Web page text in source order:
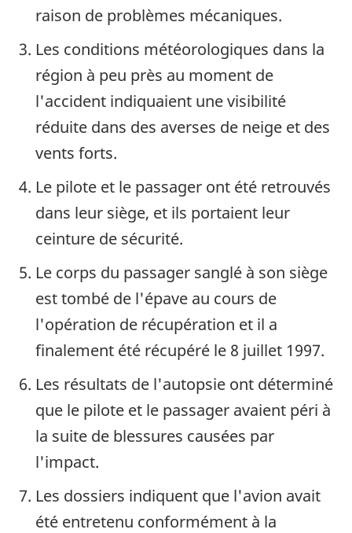
raison de problèmes mécaniques.
Les conditions météorologiques dans la
région à peu près au moment de
l'accident indiquaient une visibilité
réduite dans des averses de neige et des
vents forts.
Le pilote et le passager ont été retrouvés
dans leur siège, et ils portaient leur
ceinture de sécurité.
Le corps du passager sanglé à son siège
est tombé de l'épave au cours de
l'opération de récupération et il a
finalement été récupéré le 8 juillet 1997.
Les résultats de l'autopsie ont déterminé
que le pilote et le passager avaient péri à
la suite de blessures causées par
l'impact.
Les dossiers indiquent que l'avion avait
été entretenu conformément à la